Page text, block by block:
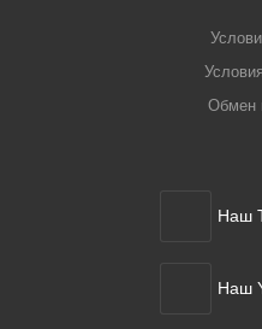
Обмен
Наш
Наш